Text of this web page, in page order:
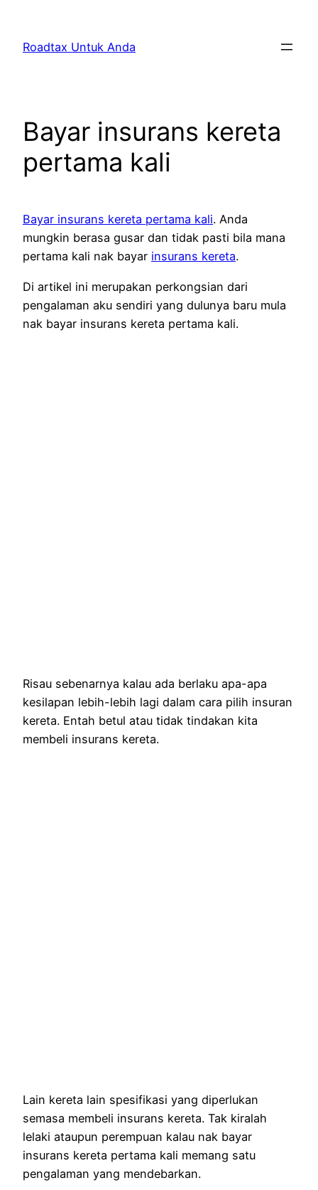
content
Roadtax Untuk Anda
Bayar insurans kereta
pertama kali
Bayar insurans kereta pertama kali. Anda
mungkin berasa gusar dan tidak pasti bila mana
pertama kali nak bayar insurans kereta.
Di artikel ini merupakan perkongsian dari
pengalaman aku sendiri yang dulunya baru mula
nak bayar insurans kereta pertama kali.
Risau sebenarnya kalau ada berlaku apa-apa
kesilapan lebih-lebih lagi dalam cara pilih insuran
kereta. Entah betul atau tidak tindakan kita
membeli insurans kereta.
Lain kereta lain spesifikasi yang diperlukan
semasa membeli insurans kereta. Tak kiralah
lelaki ataupun perempuan kalau nak bayar
insurans kereta pertama kali memang satu
pengalaman yang mendebarkan.